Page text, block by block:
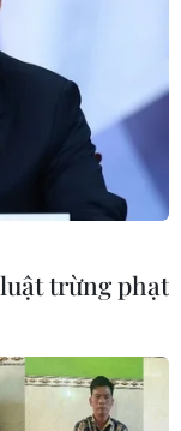
trừng phạt